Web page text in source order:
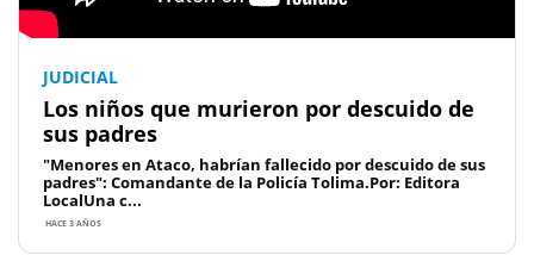
JUDICIAL
Los niños que murieron por descuido de
sus padres
"Menores en Ataco, habrían fallecido por descuido de sus
padres": Comandante de la Policía Tolima.Por: Editora
LocalUna c...
HACE 3 AÑOS